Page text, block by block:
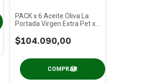
PACK x 6 Aceite Oliva La
Portada Virgen Extra Pet x
$104.090,00